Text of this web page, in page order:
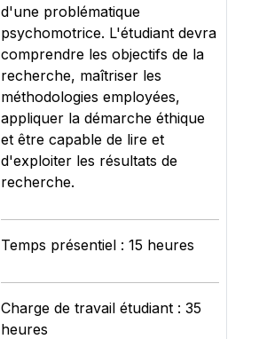
d'une problématique
psychomotrice. L'étudiant devra
comprendre les objectifs de la
recherche, maîtriser les
méthodologies employées,
appliquer la démarche éthique
et être capable de lire et
d'exploiter les résultats de
recherche.
Temps présentiel : 15 heures
Charge de travail étudiant : 35
heures